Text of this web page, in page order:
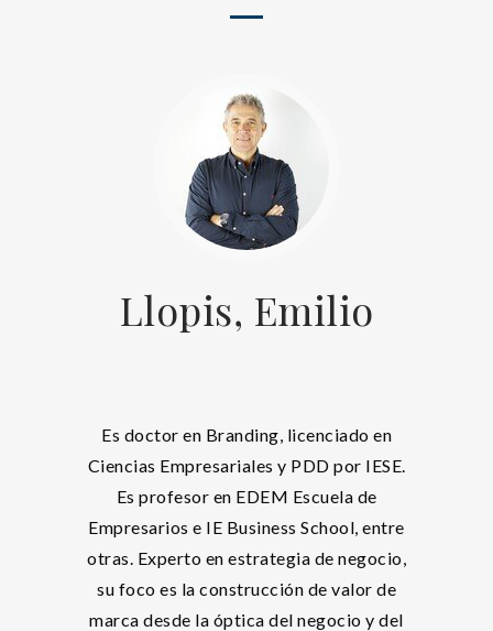
Llopis, Emilio
Es doctor en Branding, licenciado en
Ciencias Empresariales y PDD por IESE.
Es profesor en EDEM Escuela de
Empresarios e IE Business School, entre
otras. Experto en estrategia de negocio,
su foco es la construcción de valor de
marca desde la óptica del negocio y del